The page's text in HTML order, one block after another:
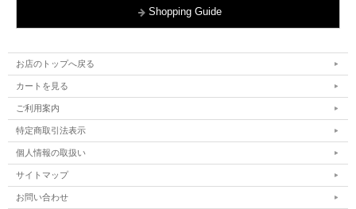
Shopping Guide
お店のトップへ戻る
カートを見る
ご利用案内
特定商取引法表示
個人情報の取扱い
サイトマップ
お問い合わせ